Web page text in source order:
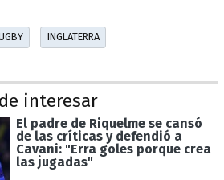
INGLATERRA
interesar
El padre de Riquelme se cansó
de las críticas y defendió a
Cavani: "Erra goles porque crea
las jugadas"